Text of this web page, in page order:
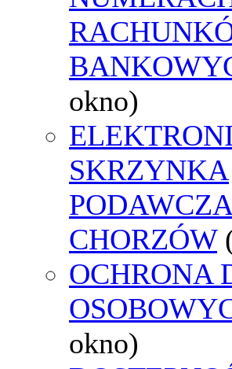
okno)
SKRZYNKA
CHORZÓW
OCHRONA
okno)